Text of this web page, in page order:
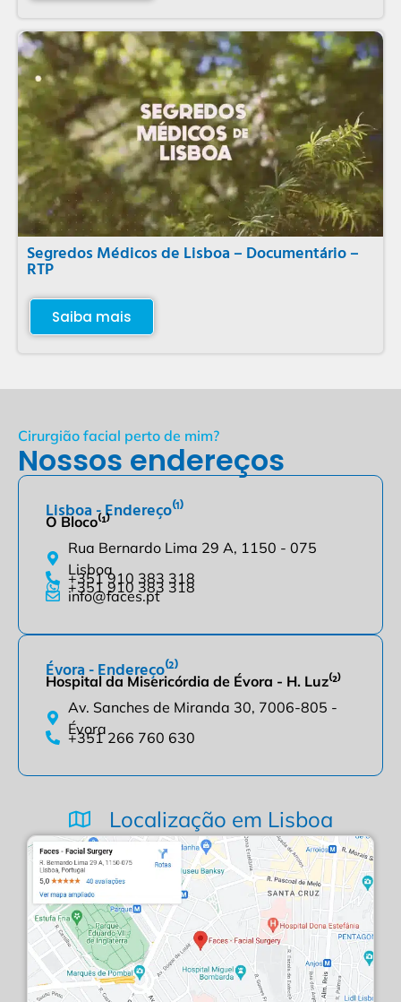
Segredos Médicos de Lisboa – Documentário –
RTP
Saiba mais
Cirurgião facial perto de mim?
Nossos endereços
Lisboa - Endereço⁽¹⁾
O Bloco⁽¹⁾
Rua Bernardo Lima 29 A, 1150 - 075
Lisboa
+351 910 383 318
+351 910 383 318
info@faces.pt
Évora - Endereço⁽²⁾
Hospital da Misericórdia de Évora - H. Luz⁽²⁾
Av. Sanches de Miranda 30, 7006-805 -
Évora
+351 266 760 630
Localização em Lisboa